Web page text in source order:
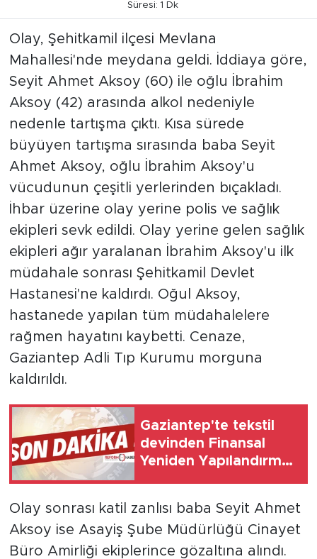
Süresi: 1 Dk
Olay, Şehitkamil ilçesi Mevlana
Mahallesi'nde meydana geldi. İddiaya göre,
Seyit Ahmet Aksoy (60) ile oğlu İbrahim
Aksoy (42) arasında alkol nedeniyle
nedenle tartışma çıktı. Kısa sürede
büyüyen tartışma sırasında baba Seyit
Ahmet Aksoy, oğlu İbrahim Aksoy'u
vücudunun çeşitli yerlerinden bıçakladı.
İhbar üzerine olay yerine polis ve sağlık
ekipleri sevk edildi. Olay yerine gelen sağlık
ekipleri ağır yaralanan İbrahim Aksoy'u ilk
müdahale sonrası Şehitkamil Devlet
Hastanesi'ne kaldırdı. Oğul Aksoy,
hastanede yapılan tüm müdahalelere
rağmen hayatını kaybetti. Cenaze,
Gaziantep Adli Tıp Kurumu morguna
kaldırıldı.
Gaziantep'te tekstil
devinden Finansal
Yeniden Yapılandırma
Olay sonrası katil zanlısı baba Seyit Ahmet
Aksoy ise Asayiş Şube Müdürlüğü Cinayet
Büro Amirliği ekiplerince gözaltına alındı.